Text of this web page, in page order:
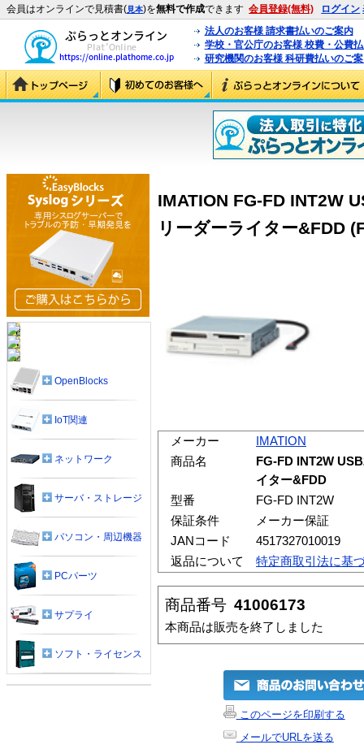
会員はオンラインで見積書(見本)を無料で作成できます 会員登録(無料) ログイン
法人のお客様 請求書払いのご案内
学校・官公庁のお客様 校費・公費
研究機関のお客様 科研費払いのご
IMATION FG-FD INT2W
リーダーライター&FDD
メーカー
IMATION
商品名
FG-FD INT2W
イター&FDD
型番
FG-FD INT2W
保証条件
メーカー保証
JANコード
4517327010019
返品について
特定商取引法に基
商品番号 41006173
本商品は販売を終了しました
このページを印刷する
メールでURLを送る
OpenBlocks
IoT関連
ネットワーク
サーバ・ストレージ
パソコン・周辺機器
PCパーツ
サプライ
ソフト・ライセンス